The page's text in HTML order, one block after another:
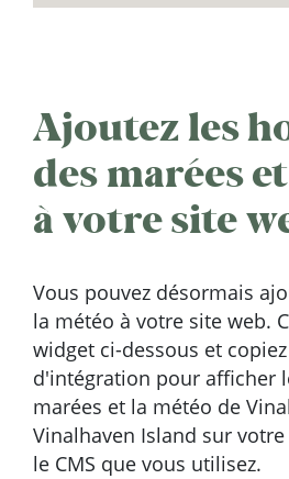
Ajoutez les
des marées
à votre site
Vous pouvez désormais
la météo à votre site web.
widget ci-dessous et
d'intégration pour afficher
marées et la météo de
Vinalhaven Island sur
le CMS que vous utilisez.